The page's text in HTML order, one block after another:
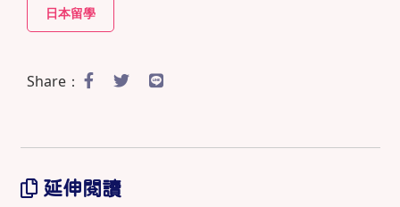
日本留學
Share：
延伸閱讀